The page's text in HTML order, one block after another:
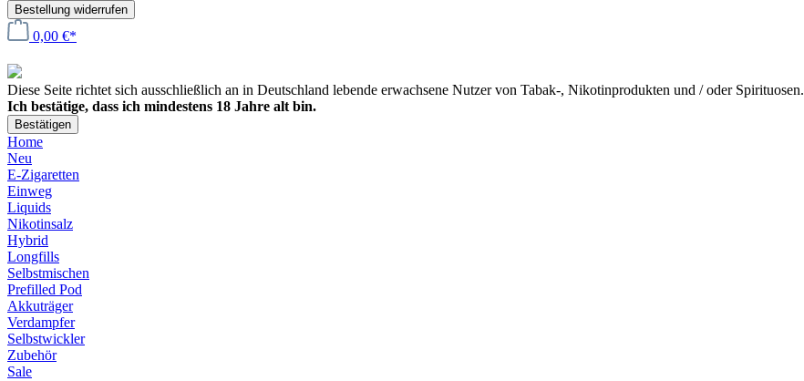
Bestellung widerrufen
0,00 €*
Diese Seite richtet sich ausschließlich an in Deutschland lebende erwachsene Nutzer von Tabak-, Nikotinprodukten und / oder Spirituosen.
Ich bestätige, dass ich mindestens 18 Jahre alt bin.
Bestätigen
Home
Neu
E-Zigaretten
Einweg
Liquids
Nikotinsalz
Hybrid
Longfills
Selbstmischen
Prefilled Pod
Akkuträger
Verdampfer
Selbstwickler
Zubehör
Sale